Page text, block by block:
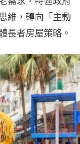
維，轉向「主動
長者房屋策略。